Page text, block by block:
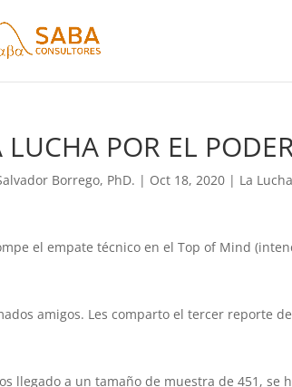
LUCHA POR EL
Borrego, PhD. | Oct 18, 2020 | La
el empate técnico en el Top of Mind
amigos. Les comparto el tercer reporte
llegado a un tamaño de muestra de 451, se